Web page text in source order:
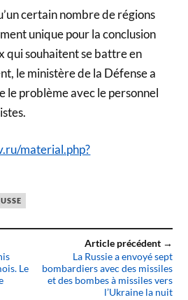
certain nombre de régions
unique pour la conclusion
qui souhaitent se battre en
le ministère de la Défense a
le problème avec le personnel
material.php?
Le
Article précédent →
La Russie a envoyé sept
bombardiers avec des missiles
et des bombes à missiles vers
l’Ukraine la nuit